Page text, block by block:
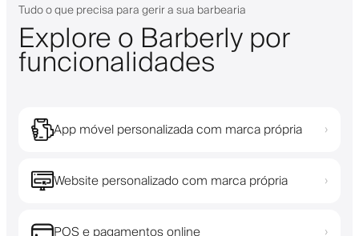
Tudo o que precisa para gerir a sua barbearia
Explore o Barberly por
funcionalidades
App móvel personalizada com marca própria ›
Website personalizado com marca própria ›